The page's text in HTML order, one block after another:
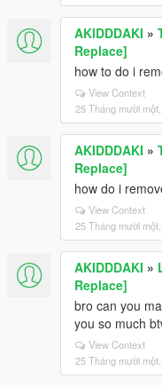
AKIDDDAKI »
Replace]
how to do i
View Context
25 Tháng mười
AKIDDDAKI »
Replace]
how do i
View Context
25 Tháng mười
AKIDDDAKI »
Replace]
bro can you
you so much
View Context
25 Tháng mười